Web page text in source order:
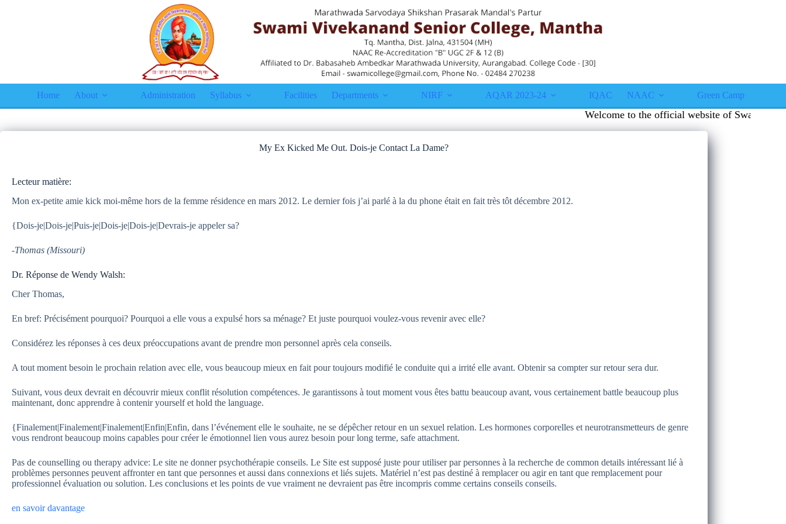
Home About Administration Syllabus Facilities Departments NIRF AQAR 2023-24 IQAC NAAC Green Campus
Welcome to the official website of Swami
My Ex Kicked Me Out. Dois-je Contact La Dame?
Lecteur matière:
Mon ex-petite amie kick moi-même hors de la femme résidence en mars 2012. Le dernier fois j’ai parlé à la du phone était en fait très tôt décembre 2012.
{Dois-je|Dois-je|Puis-je|Dois-je|Dois-je|Devrais-je appeler sa?
-Thomas (Missouri)
Dr. Réponse de Wendy Walsh:
Cher Thomas,
En bref: Précisément pourquoi? Pourquoi a elle vous a expulsé hors sa ménage? Et juste pourquoi voulez-vous revenir avec elle?
Considérez les réponses à ces deux préoccupations avant de prendre mon personnel après cela conseils.
A tout moment besoin le prochain relation avec elle, vous beaucoup mieux en fait pour toujours modifié le conduite qui a irrité elle avant. Obtenir sa compter sur retour sera dur.
Suivant, vous deux devrait en découvrir mieux conflit résolution compétences. Je garantissons à tout moment vous êtes battu beaucoup avant, vous certainement battle beaucoup plus
maintenant, donc apprendre à contenir yourself et hold the language.
{Finalement|Finalement|Finalement|Enfin|Enfin, dans l’événement elle le souhaite, ne se dépêcher retour en un sexuel relation. Les hormones corporelles et neurotransmetteurs de genre
vous rendront beaucoup moins capables pour créer le émotionnel lien vous aurez besoin pour long terme, safe attachment.
Pas de counselling ou therapy advice: Le site ne donner psychothérapie conseils. Le Site est supposé juste pour utiliser par personnes à la recherche de common details intéressant lié à
problèmes personnes peuvent affronter en tant que personnes et aussi dans connexions et liés sujets. Matériel n’est pas destiné à remplacer ou agir en tant que remplacement pour
professionnel évaluation ou solution. Les conclusions et les points de vue vraiment ne devraient pas être incompris comme certains conseils conseils.
en savoir davantage